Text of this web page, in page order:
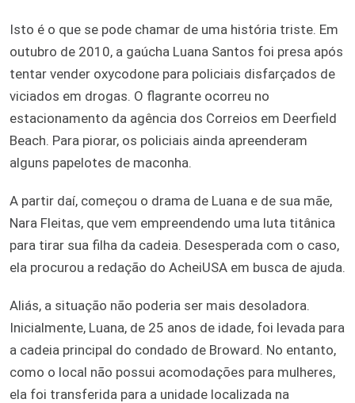
Isto é o que se pode chamar de uma história triste. Em
outubro de 2010, a gaúcha Luana Santos foi presa após
tentar vender oxycodone para policiais disfarçados de
viciados em drogas. O flagrante ocorreu no
estacionamento da agência dos Correios em Deerfield
Beach. Para piorar, os policiais ainda apreenderam
alguns papelotes de maconha.
A partir daí, começou o drama de Luana e de sua mãe,
Nara Fleitas, que vem empreendendo uma luta titânica
para tirar sua filha da cadeia. Desesperada com o caso,
ela procurou a redação do AcheiUSA em busca de ajuda.
Aliás, a situação não poderia ser mais desoladora.
Inicialmente, Luana, de 25 anos de idade, foi levada para
a cadeia principal do condado de Broward. No entanto,
como o local não possui acomodações para mulheres,
ela foi transferida para a unidade localizada na